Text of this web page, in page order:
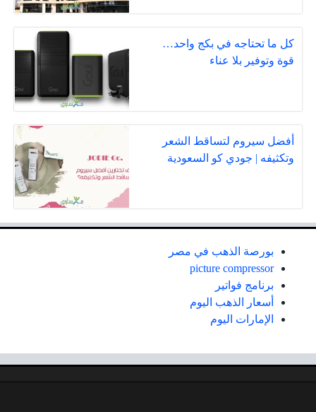
كل ما تحتاجه في بكج واحد…
قوة وتوفير بلا عناء
أفضل سيروم لتساقط الشعر
وتكثيفه | جودي كو السعودية
بورصة الذهب في مصر
picture compressor
برنامج فواتير
أسعار الذهب اليوم
الإمارات اليوم